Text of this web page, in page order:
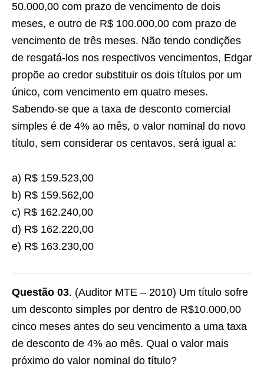
50.000,00 com prazo de vencimento de dois
meses, e outro de R$ 100.000,00 com prazo de
vencimento de três meses. Não tendo condições
de resgatá-los nos respectivos vencimentos, Edgar
propõe ao credor substituir os dois títulos por um
único, com vencimento em quatro meses.
Sabendo-se que a taxa de desconto comercial
simples é de 4% ao mês, o valor nominal do novo
título, sem considerar os centavos, será igual a:
a) R$ 159.523,00
b) R$ 159.562,00
c) R$ 162.240,00
d) R$ 162.220,00
e) R$ 163.230,00
Questão 03. (Auditor MTE – 2010) Um título sofre
um desconto simples por dentro de R$10.000,00
cinco meses antes do seu vencimento a uma taxa
de desconto de 4% ao mês. Qual o valor mais
próximo do valor nominal do título?